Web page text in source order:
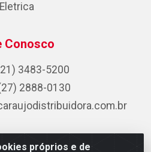
próprios e de
Eletrica
Conosco
3483-5200
2888-0130